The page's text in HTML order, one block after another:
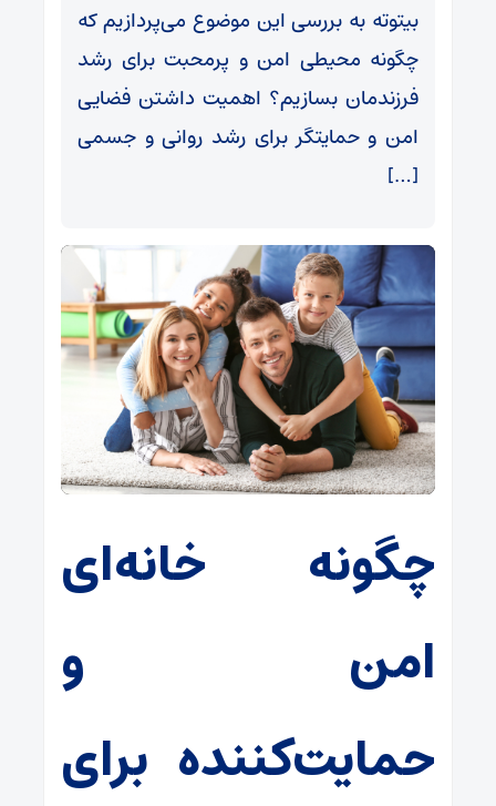
بیتوته به بررسی این موضوع می‌پردازیم که
چگونه محیطی امن و پرمحبت برای رشد
فرزندمان بسازیم؟ اهمیت داشتن فضایی
امن و حمایتگر برای رشد روانی و جسمی
[…]
چگونه خانه‌ای
امن و
حمایت‌کننده برای